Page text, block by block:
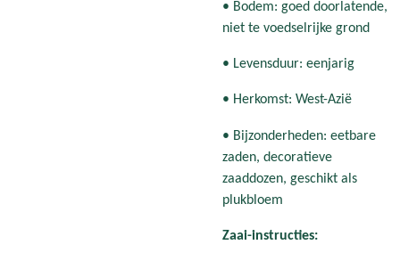
• Bodem: goed doorlatende,
niet te voedselrijke grond
• Levensduur: eenjarig
• Herkomst: West-Azië
• Bijzonderheden: eetbare
zaden, decoratieve
zaaddozen, geschikt als
plukbloem
Zaai-instructies: